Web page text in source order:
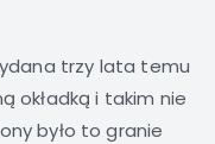
trzy lata temu
okładką i takim nie
było to granie